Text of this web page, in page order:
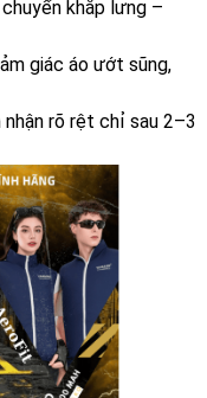
khắp lưng –
giác áo ướt sũng,
nhận rõ rệt chỉ sau 2–3